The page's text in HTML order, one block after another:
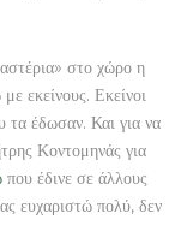
στο χώρο η
εκείνους. Εκείνοι
τα έδωσαν. Και για να
Κοντομηνάς για
που έδινε σε άλλους
ευχαριστώ πολύ, δεν